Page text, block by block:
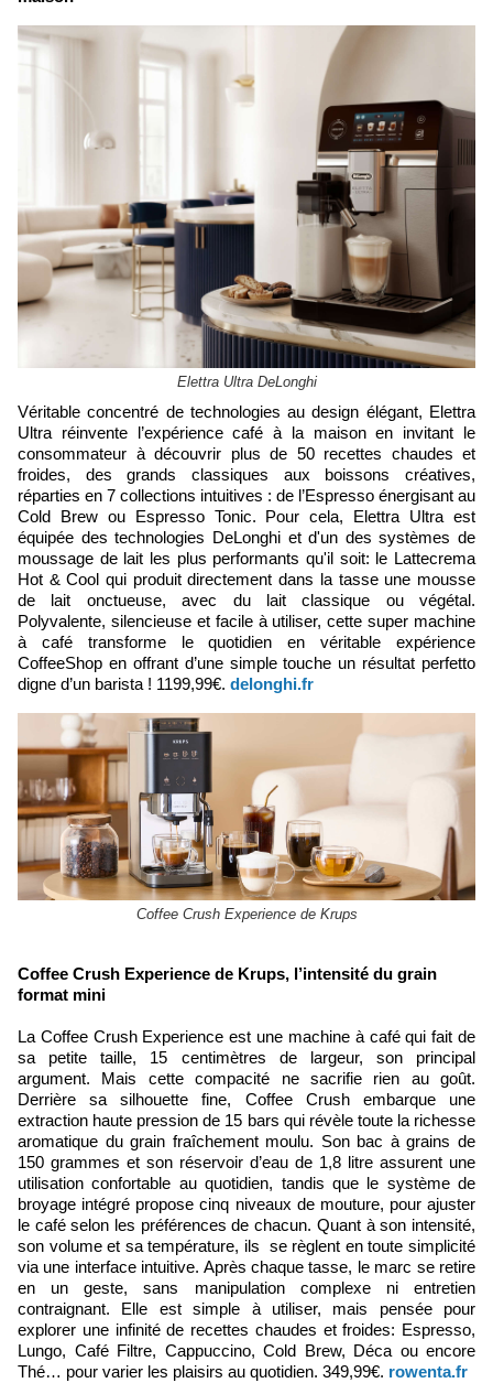
Elettra Ultra DeLonghi
Véritable concentré de technologies au design élégant, Elettra
Ultra réinvente l’expérience café à la maison en invitant le
consommateur à découvrir plus de 50 recettes chaudes et
froides, des grands classiques aux boissons créatives,
réparties en 7 collections intuitives : de l’Espresso énergisant au
Cold Brew ou Espresso Tonic. Pour cela, Elettra Ultra est
équipée des technologies DeLonghi et d'un des systèmes de
moussage de lait les plus performants qu'il soit: le Lattecrema
Hot & Cool qui produit directement dans la tasse une mousse
de lait onctueuse, avec du lait classique ou végétal.
Polyvalente, silencieuse et facile à utiliser, cette super machine
à café transforme le quotidien en véritable expérience
CoffeeShop en offrant d’une simple touche un résultat perfetto
digne d’un barista ! 1199,99€. delonghi.fr
Coffee Crush Experience de Krups
Coffee Crush Experience de Krups, l’intensité du grain
format mini
La Coffee Crush Experience est une machine à café qui fait de
sa petite taille, 15 centimètres de largeur, son principal
argument. Mais cette compacité ne sacrifie rien au goût.
Derrière sa silhouette fine, Coffee Crush embarque une
extraction haute pression de 15 bars qui révèle toute la richesse
aromatique du grain fraîchement moulu. Son bac à grains de
150 grammes et son réservoir d’eau de 1,8 litre assurent une
utilisation confortable au quotidien, tandis que le système de
broyage intégré propose cinq niveaux de mouture, pour ajuster
le café selon les préférences de chacun. Quant à son intensité,
son volume et sa température, ils se règlent en toute simplicité
via une interface intuitive. Après chaque tasse, le marc se retire
en un geste, sans manipulation complexe ni entretien
contraignant. Elle est simple à utiliser, mais pensée pour
explorer une infinité de recettes chaudes et froides: Espresso,
Lungo, Café Filtre, Cappuccino, Cold Brew, Déca ou encore
Thé… pour varier les plaisirs au quotidien. 349,99€. rowenta.fr